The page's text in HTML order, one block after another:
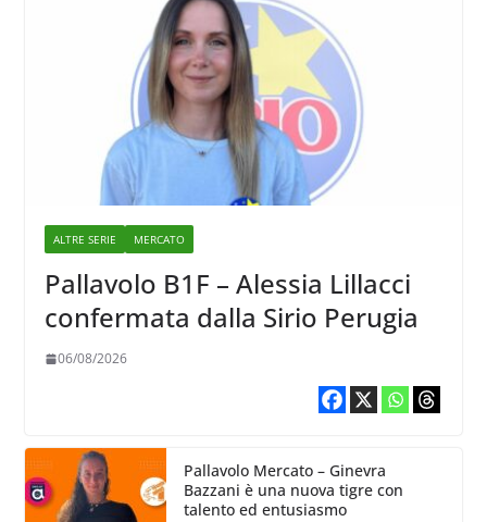
ALTRE SERIE MERCATO
Pallavolo B1F – Alessia Lillacci
confermata dalla Sirio Perugia
06/08/2026
Pallavolo Mercato – Ginevra
Bazzani è una nuova tigre con
talento ed entusiasmo